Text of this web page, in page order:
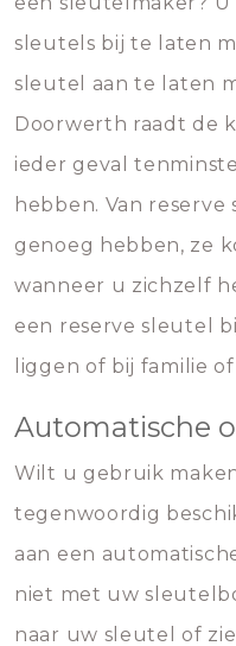
sleutels bij te laten
sleutel aan te laten
Doorwerth raadt de
ieder geval
hebben. Van
genoeg hebben, ze
wanneer u zichzelf
een reserve sleutel
liggen of bij familie
Automatische
Wilt u gebruik
tegenwoordig
aan een
niet met uw
naar uw sleutel of